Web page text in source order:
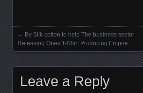
Posts navigation
← By Silk cotton to help The business sector
Releasing Ones T-Shirt Producing Empire
Leave a Reply